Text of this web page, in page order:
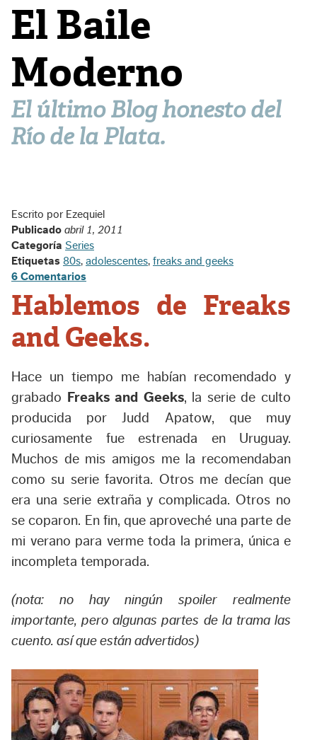
El Baile
Moderno
El último Blog honesto del
Río de la Plata.
Escrito por Ezequiel
Publicado abril 1, 2011
Categoría Series
Etiquetas 80s, adolescentes, freaks and geeks
6 Comentarios
Hablemos de Freaks
and Geeks.
Hace un tiempo me habían recomendado y
grabado
Freaks and Geeks, la serie de culto
producida por Judd Apatow, que muy
curiosamente fue estrenada en Uruguay.
Muchos de mis amigos me la recomendaban
como su serie favorita. Otros me decían que
era una serie extraña y complicada. Otros no
se coparon. En fin, que aproveché una parte de
mi verano para verme toda la primera, única e
incompleta temporada.
(nota: no hay ningún spoiler realmente
importante, pero algunas partes de la trama las
cuento. así que están advertidos)